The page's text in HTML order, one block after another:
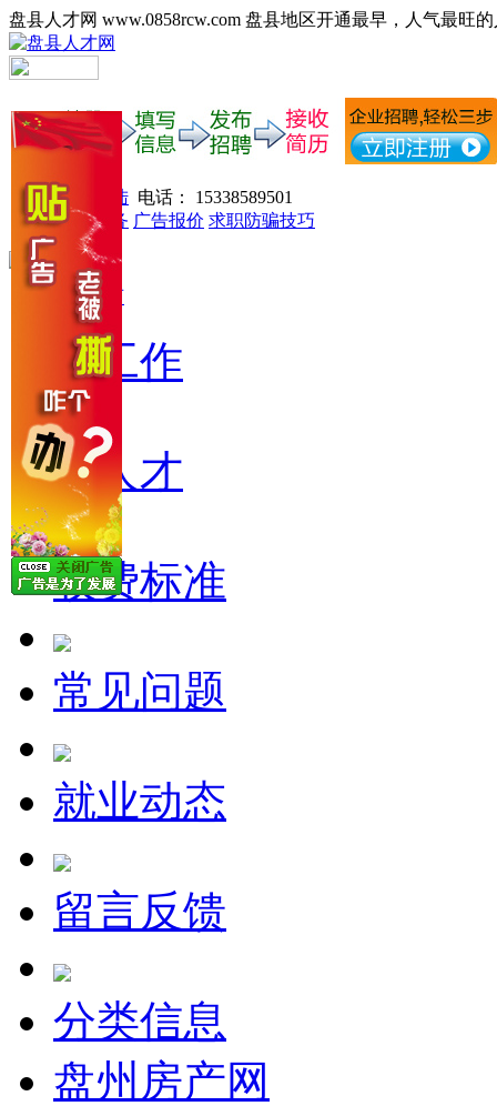
盘县人才网 www.0858rcw.com 盘县地区开通最早，人气最旺
注册登陆 电话： 15338589501
网站服务 广告报价 求职防骗技巧
网站首页
找工作
找人才
收费标准
常见问题
就业动态
留言反馈
分类信息
盘州房产网